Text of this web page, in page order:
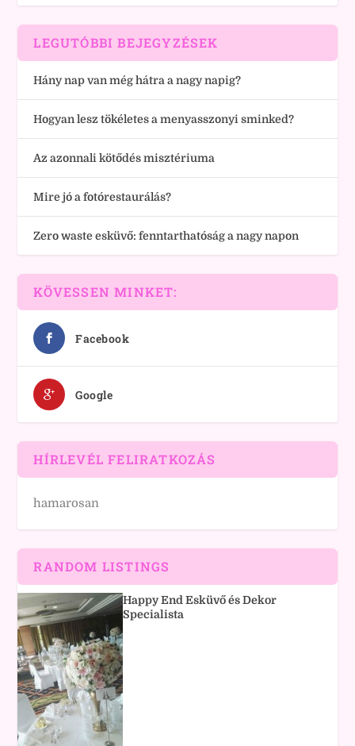
LEGUTÓBBI BEJEGYZÉSEK
Hány nap van még hátra a nagy napig?
Hogyan lesz tökéletes a menyasszonyi sminked?
Az azonnali kötődés misztériuma
Mire jó a fotórestaurálás?
Zero waste esküvő: fenntarthatóság a nagy napon
KÖVESSEN MINKET:
Facebook
Google
HÍRLEVÉL FELIRATKOZÁS
hamarosan
RANDOM LISTINGS
Happy End Esküvő és Dekor
Specialista